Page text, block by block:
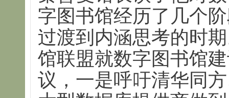
字图书馆经历了几个
过渡到内涵思考的时
馆联盟就数字图书馆
议，一是呼吁清华同